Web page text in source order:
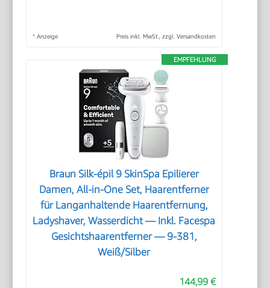
* Anzeige Preis inkl. MwSt., zzgl. Versandkosten
EMPFEHLUNG
Braun Silk-épil 9 SkinSpa Epilierer
Damen, All-in-One Set, Haarentferner
für Langanhaltende Haarentfernung,
Ladyshaver, Wasserdicht — Inkl. Facespa
Gesichtshaarentferner — 9-381,
Weiß/Silber
144,99 €